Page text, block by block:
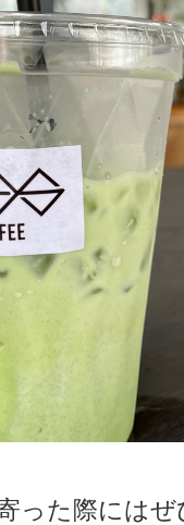
った際にはぜ